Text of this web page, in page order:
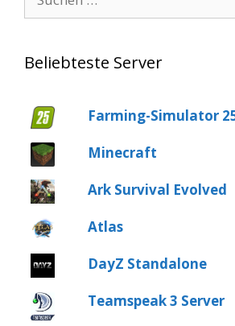
nach:
Beliebteste Server
Farming-Simulator
Minecraft
Ark Survival Evolved
Atlas
DayZ Standalone
Teamspeak 3 Server